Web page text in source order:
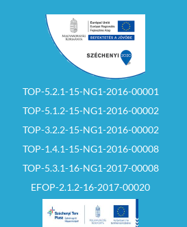
TOP-5.2.1-15-NG1-2016-00001
TOP-5.1.2-15-NG1-2016-00002
TOP-3.2.2-15-NG1-2016-00002
TOP-1.4.1-15-NG1-2016-00008
TOP-5.3.1-16-NG1-2017-00008
EFOP-2.1.2-16-2017-00020